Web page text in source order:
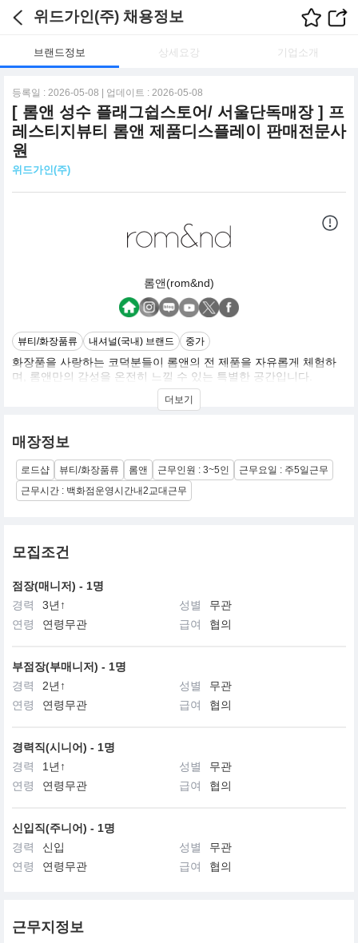
위드가인(주) 채용정보
브랜드정보 상세요강 기업소개
등록일 : 2026-05-08 | 업데이트 : 2026-05-08
[ 롬앤 성수 플래그쉽스토어/ 서울단독매장 ] 프
레스티지뷰티 롬앤 제품디스플레이 판매전문사
원
위드가인(주)
롬앤(rom&nd)
뷰티/화장품류 내셔널(국내) 브랜드 중가
화장품을 사랑하는 코덕분들이 롬앤의 전 제품을 자유롭게 체험하
며, 롬앤만의 감성을 온전히 느낄 수 있는 특별한 공간입니다.
다양한 소통과 체험을 통해 롬앤의 영감을 받고 즐길 수 있도록 풍성
한 콘텐츠를 제공하며, 앞으로도 고객 중심의 경험으로 가득 채워나
더보기
매장정보
로드샵 뷰티/화장품류 롬앤 근무인원 : 3~5인
근무요일 : 주5일근무
근무시간 : 백화점운영시간내2교대근무
모집조건
점장(매니저) - 1명
경력
3년↑ 성별
무관
연령
연령무관 급여 협의
부점장(부매니저) - 1명
경력
2년↑ 성별
무관
연령
연령무관 급여 협의
경력직(시니어) - 1명
경력
1년↑ 성별
무관
연령
연령무관 급여 협의
신입직(주니어) - 1명
경력
신입 성별
무관
연령
연령무관 급여 협의
근무지정보